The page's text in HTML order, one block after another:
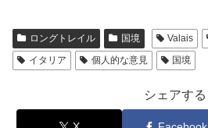
ロングトレイル 国境 Valais
イタリア
個人的な意見 国境
シェアする